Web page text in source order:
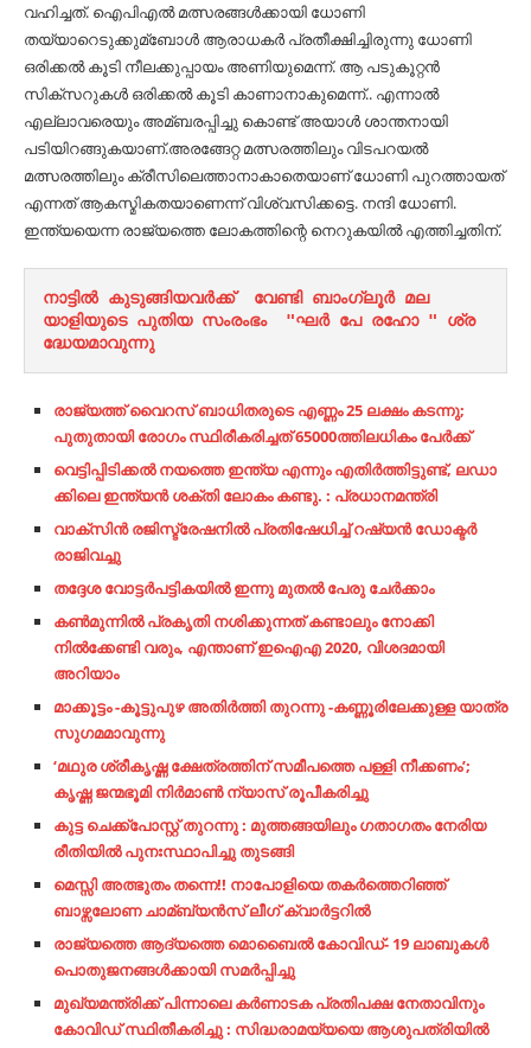
വഹിച്ചത്. ഐപിഎല്‍ മത്സരങ്ങള്‍ക്കായി ധോണി
തയ്യാറെടുക്കുമ്ബോള്‍ ആരാധകര്‍ പ്രതീക്ഷിച്ചിരുന്നു ധോണി
ഒരിക്കല്‍ കൂടി നീലക്കുപ്പായം അണിയുമെന്ന്. ആ പടുകൂറ്റന്‍
സിക്‌സറുകള്‍ ഒരിക്കല്‍ കൂടി കാണാനാകുമെന്ന്.. എന്നാല്‍
എല്ലാവരെയും അമ്ബരപ്പിച്ചു കൊണ്ട് അയാള്‍ ശാന്തനായി
പടിയിറങ്ങുകയാണ്.അരങ്ങേറ്റ മത്സരത്തിലും വിടപറയല്‍
മത്സരത്തിലും ക്രീസിലെത്താനാകാതെയാണ് ധോണി പുറത്തായത്
എന്നത് ആകസ്മികതയാണെന്ന് വിശ്വസിക്കട്ടെ. നന്ദി ധോണി.
ഇന്ത്യയെന്ന രാജ്യത്തെ ലോകത്തിന്റെ നെറുകയില്‍ എത്തിച്ചതിന്.
നാട്ടിൽ കുടുങ്ങിയവർക്ക്‌  വേണ്ടി ബാംഗ്ലൂർ മല
യാളിയുടെ പുതിയ സംരംഭം  "ഘർ പേ രഹോ " ശ്ര
ദ്ധേയമാവുന്നു
രാജ്യത്ത് വൈറസ് ബാധിതരുടെ എണ്ണം 25 ലക്ഷം കടന്നു;
പുതുതായി രോഗം സ്ഥിരീകരിച്ചത് 65000ത്തിലധികം പേര്‍ക്ക്
വെ​ട്ടി​പ്പി​ടി​ക്ക​ല്‍ ന​യ​ത്തെ ഇ​ന്ത്യ എ​ന്നും എ​തി​ര്‍​ത്തി​ട്ടു​ണ്ട്, ല​ഡാ​
ക്കി​ലെ ഇ​ന്ത്യ​ന്‍ ശ​ക്തി ലോ​കം ക​ണ്ടു. : പ്ര​ധാ​ന​മ​ന്ത്രി
വാക്സിന്‍ രജിസ്ട്രേഷനില്‍ പ്രതിഷേധിച്ച്‌ റഷ്യന്‍ ഡോക്ടര്‍
രാജിവച്ചു
ത​ദ്ദേ​ശ വോ​ട്ട​ര്‍​പ​ട്ടി​ക​യി​ല്‍ ഇ​ന്നു മു​ത​ല്‍ പേ​രു ചേ​ര്‍​ക്കാം
കണ്‍മുന്നില്‍ പ്രകൃതി നശിക്കുന്നത് കണ്ടാലും നോക്കി
നില്‍ക്കേണ്ടി വരും, എന്താണ് ഇഐഎ 2020, വിശദമായി
അറിയാം
മാക്കൂട്ടം -കൂട്ടുപുഴ അതിർത്തി തുറന്നു -കണ്ണൂരിലേക്കുള്ള യാത്ര
സുഗമമാവുന്നു
‘മഥുര ശ്രീകൃഷ്ണ ക്ഷേത്രത്തിന് സമീപത്തെ പള്ളി നീക്കണം’;
കൃഷ്ണ ജന്മഭൂമി നിർമാൺ ന്യാസ് രൂപീകരിച്ചു
കുട്ട ചെക്ക്പോസ്റ്റ് തുറന്നു : മുത്തങ്ങയിലും ഗതാഗതം നേരിയ
രീതിയിൽ പുനഃസ്ഥാപിച്ചു തുടങ്ങി
മെസ്സി അത്ഭുതം തന്നെ!! നാപോളിയെ തകര്‍ത്തെറിഞ്ഞ്
ബാഴ്സലോണ ചാമ്ബ്യന്‍സ് ലീഗ് ക്വാര്‍ട്ടറില്‍
രാജ്യത്തെ ആദ്യത്തെ മൊബൈൽ കോവിഡ്- 19 ലാബുകൾ
പൊതുജനങ്ങൾക്കായി സമർപ്പിച്ചു
മുഖ്യമന്ത്രിക്ക് പിന്നാലെ കർണാടക പ്രതിപക്ഷ നേതാവിനും
കോവിഡ് സ്ഥിതീകരിച്ചു : സിദ്ധരാമയ്യയെ ആശുപത്രിയിൽ